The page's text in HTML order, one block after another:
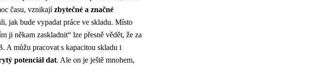
času, vznikajízbytečné a značné
jak bude vypadat práce ve skladu. Místo
ji někam zaskladnit“ lze přesně vědět, že za
A můžu pracovat s kapacitou skladu i
potenciál dat. Ale on je ještě mnohem,